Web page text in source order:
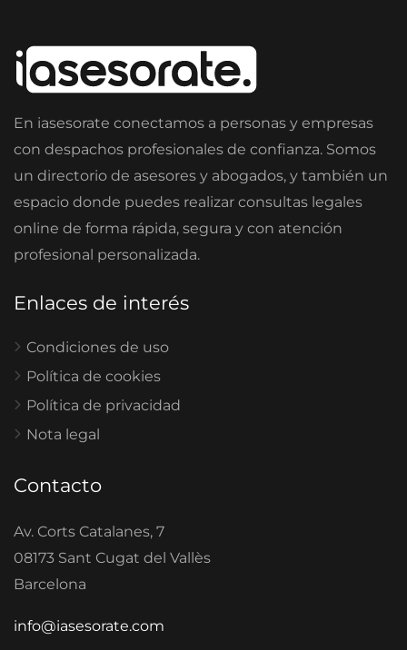
En iasesorate conectamos a personas y empresas
con despachos profesionales de confianza. Somos
un directorio de asesores y abogados, y también un
espacio donde puedes realizar consultas legales
online de forma rápida, segura y con atención
profesional personalizada.
Enlaces de interés
Condiciones de uso
Política de cookies
Política de privacidad
Nota legal
Contacto
Av. Corts Catalanes, 7
08173 Sant Cugat del Vallès
Barcelona
info@iasesorate.com